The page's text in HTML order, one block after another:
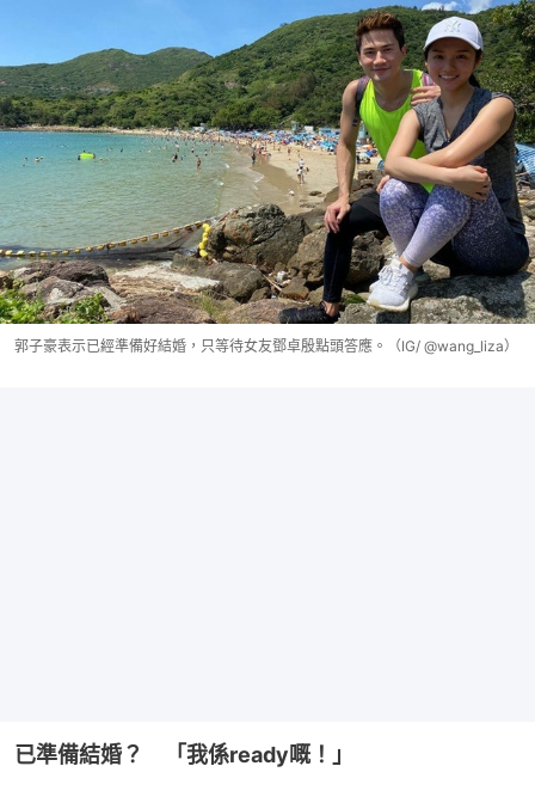
郭子豪表示已經準備好結婚，只等待女友鄧卓殷點頭答應。（IG/ @wang_liza）
已準備結婚？　「我係ready嘅！」